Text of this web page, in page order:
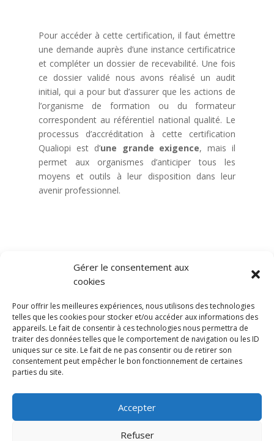
Gérer le consentement aux
cookies
Pour offrir les meilleures expériences, nous utilisons des technologies
telles que les cookies pour stocker et/ou accéder aux informations des
appareils. Le fait de consentir à ces technologies nous permettra de
traiter des données telles que le comportement de navigation ou les ID
uniques sur ce site. Le fait de ne pas consentir ou de retirer son
consentement peut empêcher le bon fonctionnement de certaines
parties du site.
Accepter
Refuser
Pour accéder à cette certification, il faut émettre
une demande auprès d’une instance certificatrice
et compléter un dossier de recevabilité. Une fois
ce dossier validé nous avons réalisé un audit
initial, qui a pour but d’assurer que les actions de
l’organisme de formation ou du formateur
correspondent au référentiel national qualité. Le
processus d’accréditation à cette certification
Qualiopi est d’une grande exigence, mais il
permet aux organismes d’anticiper tous les
moyens et outils à leur disposition dans leur
avenir professionnel.
© CFPPE 2026 | Tous droits réservés
Règlements intérieurs